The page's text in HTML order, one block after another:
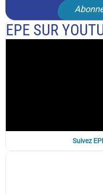
EPE SUR
Suivez